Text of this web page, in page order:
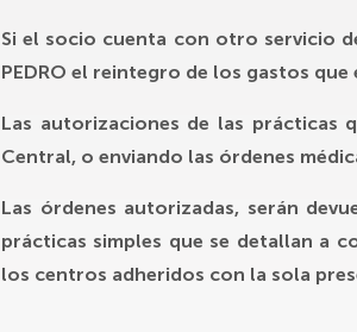
Si el socio cuenta con otro servicio
PEDRO el reintegro de los gastos
Las autorizaciones de las prácticas
Central, o enviando las órdenes
Las órdenes autorizadas, serán
prácticas simples que se detallan a
los centros adheridos con la sola